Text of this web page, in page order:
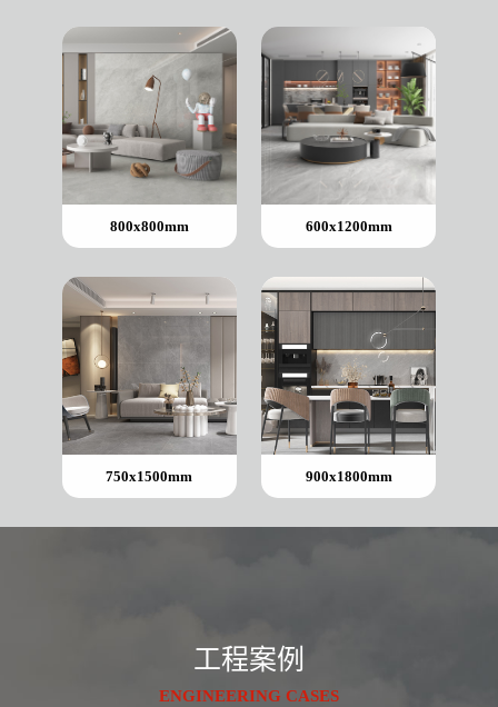
800x800mm 600x1200mm
750x1500mm 900x1800mm
工程案例
ENGINEERING CASES